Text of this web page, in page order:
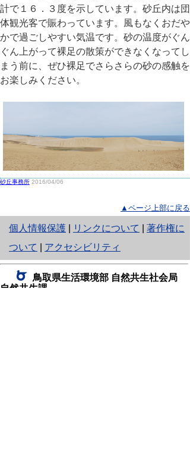
計で１６．３度を示しています。砂丘内は団
体観光客で賑わっています。風もなくおだや
かで過ごしやすい気温です。砂の温度がぐん
ぐん上がって裸足の散策ができなくなってし
まう前に、ぜひ裸足でさらさらの砂の感触を
お楽しみください。
砂丘事務所 2016/04/06
▲ページ上部に戻る
個人情報保護
と
り
ネ
ッ
リンクについて
著作権に
ついて
アクセシビリティ
鳥取県生活環境部 自然共生社会局
自然共生課